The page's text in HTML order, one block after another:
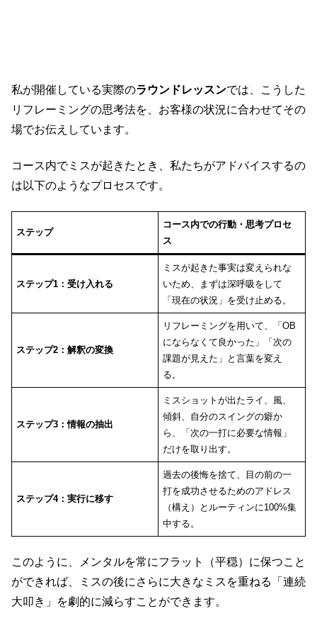
私が開催している実際のラウンドレッスンでは、こうした
リフレーミングの思考法を、お客様の状況に合わせてその
場でお伝えしています。
コース内でミスが起きたとき、私たちがアドバイスするの
は以下のようなプロセスです。
ステップ
コース内での行動・思考プロセ
ス
ステップ1：受け入れる
ミスが起きた事実は変えられな
いため、まずは深呼吸をして
「現在の状況」を受け止める。
ステップ2：解釈の変換
リフレーミングを用いて、「OB
にならなくて良かった」「次の
課題が見えた」と言葉を変え
る。
ステップ3：情報の抽出
ミスショットが出たライ、風、
傾斜、自分のスイングの癖か
ら、「次の一打に必要な情報」
だけを取り出す。
ステップ4：実行に移す
過去の後悔を捨て、目の前の一
打を成功させるためのアドレス
（構え）とルーティンに100%集
中する。
このように、メンタルを常にフラット（平穏）に保つこと
ができれば、ミスの後にさらに大きなミスを重ねる「連続
大叩き」を劇的に減らすことができます。